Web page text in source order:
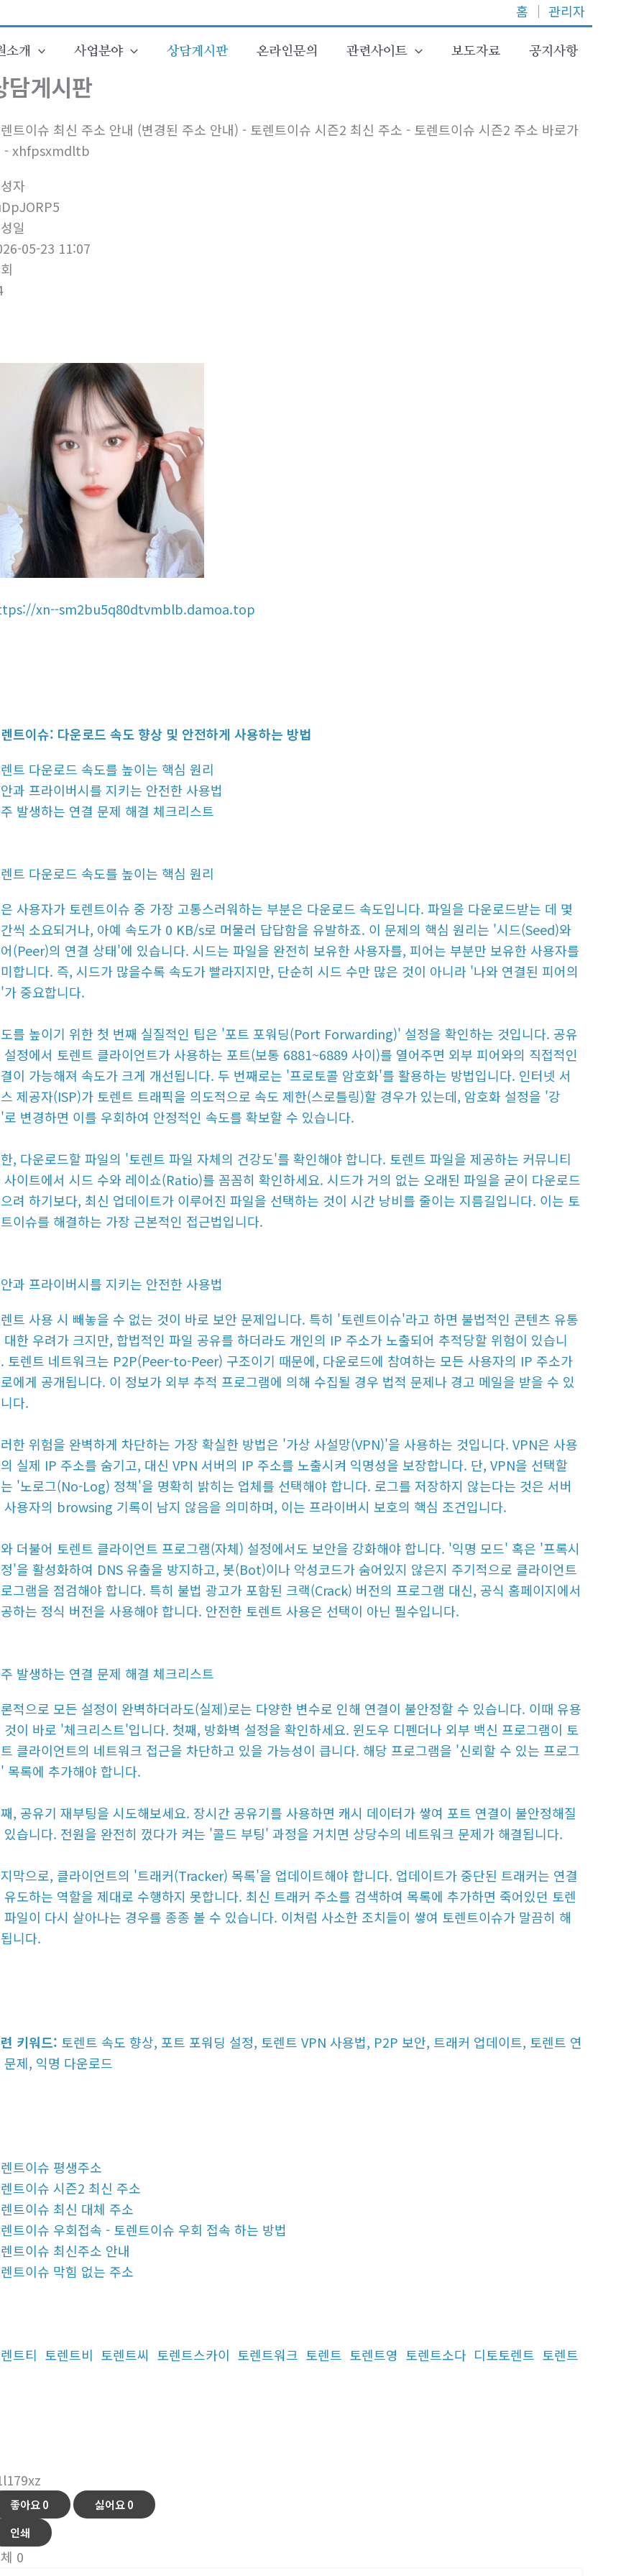
홈 │ 관리자
소개 사업분야 상담게시판 온라인문의 관련사이트 보도자료 공지사항
담게시판
트이슈 최신 주소 안내 (변경된 주소 안내) - 토렌트이슈 시즌2 최신 주소 - 토렌트이슈 시즌2 주소 바로가
- xhfpsxmdltb
자
일
05-23 11:07
xn--sm2bu5q80dtvmblb.damoa.top
트이슈: 다운로드 속도 향상 및 안전하게 사용하는 방법
트 다운로드 속도를 높이는 핵심 원리
과 프라이버시를 지키는 안전한 사용법
발생하는 연결 문제 해결 체크리스트
트 다운로드 속도를 높이는 핵심 원리
사용자가 토렌트이슈 중 가장 고통스러워하는 부분은 다운로드 속도입니다. 파일을 다운로드받는 데 몇
씩 소요되거나, 아예 속도가 0 KB/s로 머물러 답답함을 유발하죠. 이 문제의 핵심 원리는 '시드(Seed)와
(Peer)의 연결 상태'에 있습니다. 시드는 파일을 완전히 보유한 사용자를, 피어는 부분만 보유한 사용자를
합니다. 즉, 시드가 많을수록 속도가 빨라지지만, 단순히 시드 수만 많은 것이 아니라 '나와 연결된 피어의
중요합니다.
를 높이기 위한 첫 번째 실질적인 팁은 '포트 포워딩(Port Forwarding)' 설정을 확인하는 것입니다. 공유
설정에서 토렌트 클라이언트가 사용하는 포트(보통 6881~6889 사이)를 열어주면 외부 피어와의 직접적인
이 가능해져 속도가 크게 개선됩니다. 두 번째로는 '프로토콜 암호화'를 활용하는 방법입니다. 인터넷 서
제공자(ISP)가 토렌트 트래픽을 의도적으로 속도 제한(스로틀링)할 경우가 있는데, 암호화 설정을 '강
변경하면 이를 우회하여 안정적인 속도를 확보할 수 있습니다.
, 다운로드할 파일의 '토렌트 파일 자체의 건강도'를 확인해야 합니다. 토렌트 파일을 제공하는 커뮤니티
사이트에서 시드 수와 레이쇼(Ratio)를 꼼꼼히 확인하세요. 시드가 거의 없는 오래된 파일을 굳이 다운로드
려 하기보다, 최신 업데이트가 이루어진 파일을 선택하는 것이 시간 낭비를 줄이는 지름길입니다. 이는 토
이슈를 해결하는 가장 근본적인 접근법입니다.
과 프라이버시를 지키는 안전한 사용법
트 사용 시 빼놓을 수 없는 것이 바로 보안 문제입니다. 특히 '토렌트이슈'라고 하면 불법적인 콘텐츠 유통
대한 우려가 크지만, 합법적인 파일 공유를 하더라도 개인의 IP 주소가 노출되어 추적당할 위험이 있습니
토렌트 네트워크는 P2P(Peer-to-Peer) 구조이기 때문에, 다운로드에 참여하는 모든 사용자의 IP 주소가
에게 공개됩니다. 이 정보가 외부 추적 프로그램에 의해 수집될 경우 법적 문제나 경고 메일을 받을 수 있
다.
한 위험을 완벽하게 차단하는 가장 확실한 방법은 '가상 사설망(VPN)'을 사용하는 것입니다. VPN은 사용
실제 IP 주소를 숨기고, 대신 VPN 서버의 IP 주소를 노출시켜 익명성을 보장합니다. 단, VPN을 선택할
'노로그(No-Log) 정책'을 명확히 밝히는 업체를 선택해야 합니다. 로그를 저장하지 않는다는 것은 서버
사용자의 browsing 기록이 남지 않음을 의미하며, 이는 프라이버시 보호의 핵심 조건입니다.
더불어 토렌트 클라이언트 프로그램(자체) 설정에서도 보안을 강화해야 합니다. '익명 모드' 혹은 '프록시
'을 활성화하여 DNS 유출을 방지하고, 봇(Bot)이나 악성코드가 숨어있지 않은지 주기적으로 클라이언트
그램을 점검해야 합니다. 특히 불법 광고가 포함된 크랙(Crack) 버전의 프로그램 대신, 공식 홈페이지에서
하는 정식 버전을 사용해야 합니다. 안전한 토렌트 사용은 선택이 아닌 필수입니다.
발생하는 연결 문제 해결 체크리스트
적으로 모든 설정이 완벽하더라도(실제)로는 다양한 변수로 인해 연결이 불안정할 수 있습니다. 이때 유용
것이 바로 '체크리스트'입니다. 첫째, 방화벽 설정을 확인하세요. 윈도우 디펜더나 외부 백신 프로그램이 토
클라이언트의 네트워크 접근을 차단하고 있을 가능성이 큽니다. 해당 프로그램을 '신뢰할 수 있는 프로그
목록에 추가해야 합니다.
, 공유기 재부팅을 시도해보세요. 장시간 공유기를 사용하면 캐시 데이터가 쌓여 포트 연결이 불안정해질
있습니다. 전원을 완전히 껐다가 켜는 '콜드 부팅' 과정을 거치면 상당수의 네트워크 문제가 해결됩니다.
막으로, 클라이언트의 '트래커(Tracker) 목록'을 업데이트해야 합니다. 업데이트가 중단된 트래커는 연결
유도하는 역할을 제대로 수행하지 못합니다. 최신 트래커 주소를 검색하여 목록에 추가하면 죽어있던 토렌
파일이 다시 살아나는 경우를 종종 볼 수 있습니다. 이처럼 사소한 조치들이 쌓여 토렌트이슈가 말끔히 해
니다.
키워드: 토렌트 속도 향상, 포트 포워딩 설정, 토렌트 VPN 사용법, P2P 보안, 트래커 업데이트, 토렌트 연
문제, 익명 다운로드
트이슈 평생주소
트이슈 시즌2 최신 주소
트이슈 최신 대체 주소
트이슈 우회접속 - 토렌트이슈 우회 접속 하는 방법
트이슈 최신주소 안내
트이슈 막힘 없는 주소
트티 토렌트비 토렌트씨 토렌트스카이 토렌트워크 토렌트 토렌트영 토렌트소다 디토토렌트 토렌트
좋아요0 싫어요0
인쇄
0